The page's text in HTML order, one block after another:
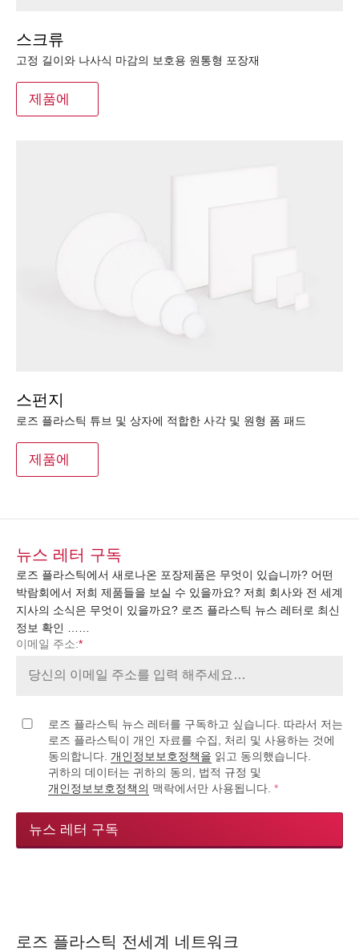
스크류
고정 길이와 나사식 마감의 보호용 원통형 포장재
제품에
스펀지
로즈 플라스틱 튜브 및 상자에 적합한 사각 및 원형 폼 패드
제품에
뉴스 레터 구독
로즈 플라스틱에서 새로나온 포장제품은 무엇이 있습니까? 어떤
박람회에서 저희 제품들을 보실 수 있을까요? 저희 회사와 전 세계
지사의 소식은 무엇이 있을까요? 로즈 플라스틱 뉴스 레터로 최신
정보 확인 ……
이메일 주소:*
로즈 플라스틱 뉴스 레터를 구독하고 싶습니다. 따라서 저는
로즈 플라스틱이 개인 자료를 수집, 처리 및 사용하는 것에
동의합니다. 개인정보보호정책을 읽고 동의했습니다.
귀하의 데이터는 귀하의 동의, 법적 규정 및
개인정보보호정책의 맥락에서만 사용됩니다. *
뉴스 레터 구독
로즈 플라스틱 전세계 네트워크